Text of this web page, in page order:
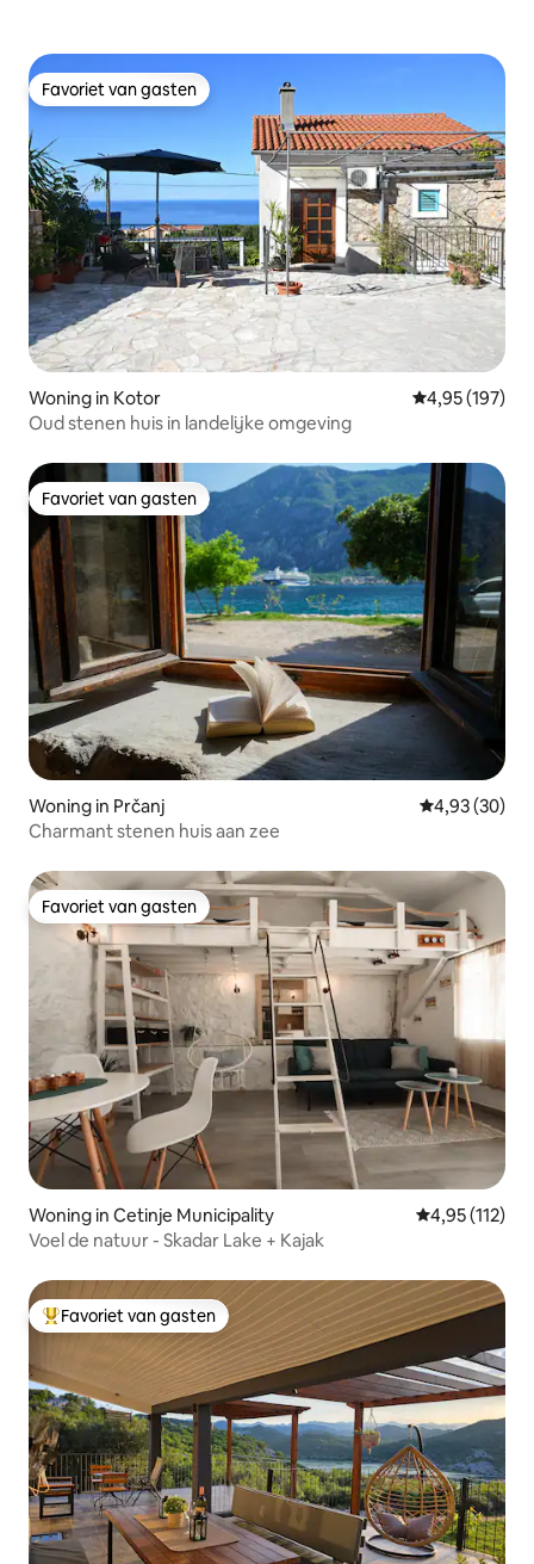
Favoriet van gasten
Favoriet van gasten
Woning in Kotor Gemiddelde
4,95 (197)
Oud stenen huis in landelijke omgeving
Favoriet van gasten
Favoriet van gasten
Woning in Prčanj Gemiddelde
4,93 (30)
Charmant stenen huis aan zee
Favoriet van gasten
Favoriet van gasten
Woning in Cetinje Municipality Gemiddelde
4,95 (112)
Voel de natuur - Skadar Lake + Kajak
Topfavoriet van gasten
Favoriet van gasten